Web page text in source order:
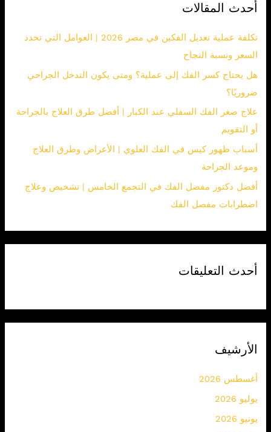
ث
ن
:
أحدث المقالات
تكلفة عملية تعديل الفكين في مصر 2026 | العوامل التي تحدد
السعر ونسبة النجاح
هل يحتاج كسر الفك إلى عملية؟ ومتى يكون التدخل الجراحي
ضروريًا؟
علاج صغر الفك السفلي عند الكبار | أفضل طرق العلاج بالجراحة
أو التقويم
أسباب ظهور كيس في الفك العلوي | الأعراض وطرق العلاج
وموعد الجراحة
أفضل دكتور مفصل الفك في التجمع الخامس | تشخيص وعلاج
اضطرابات مفصل الفك
أحدث التعليقات
الأرشيف
أغسطس 2026
يوليو 2026
يونيو 2026